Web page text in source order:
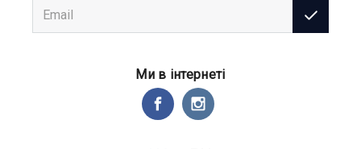
Ми в інтернеті